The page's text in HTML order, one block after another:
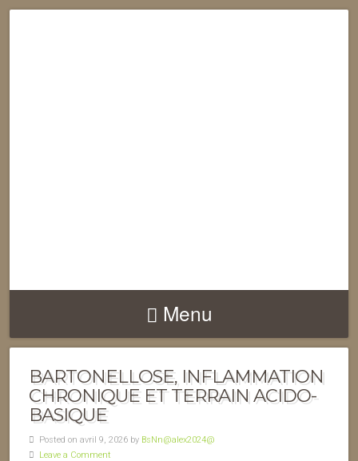
Menu
BARTONELLOSE, INFLAMMATION
CHRONIQUE ET TERRAIN ACIDO-
BASIQUE
Posted on avril 9, 2026 by BsNn@alex2024@
Leave a Comment